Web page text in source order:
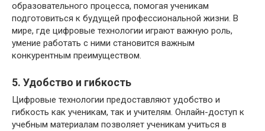
образовательного процесса, помогая ученикам
подготовиться к будущей профессиональной жизни. В
мире, где цифровые технологии играют важную роль,
умение работать с ними становится важным
конкурентным преимуществом.
5. Удобство и гибкость
Цифровые технологии предоставляют удобство и
гибкость как ученикам, так и учителям. Онлайн-доступ к
учебным материалам позволяет ученикам учиться в